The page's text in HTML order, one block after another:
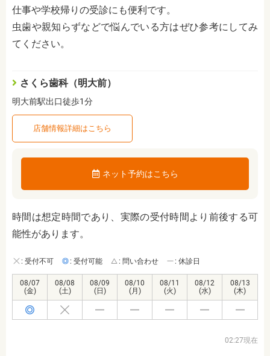
仕事や学校帰りの受診にも便利です。
虫歯や親知らずなどで悩んでいる方はぜひ参考にしてみ
てください。
さくら歯科（明大前）
明大前駅出口徒歩1分
店舗情報詳細はこちら
ネット予約はこちら
時間は想定時間であり、実際の受付時間より前後する可
能性があります。
: 受付不可 : 受付可能 : 問い合わせ : 休診日
08/07
(金)
08/08
(土)
08/09
(日)
08/10
(月)
08/11
(火)
08/12
(水)
08/13
(木)
02:27現在